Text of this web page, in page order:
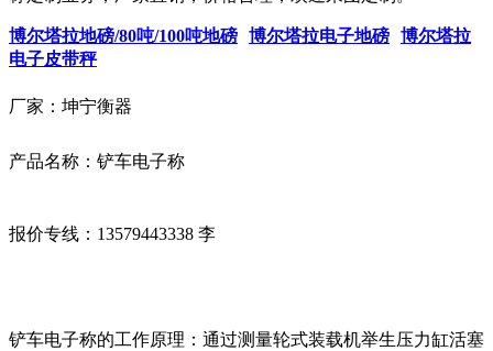
博尔塔拉地磅/80吨/100吨地磅 博尔塔拉电子地磅 博尔塔拉
电子皮带秤
厂家：坤宁衡器
产品名称：铲车电子称
报价专线：13579443338 李
铲车电子称的工作原理：通过测量轮式装载机举生压力缸活塞